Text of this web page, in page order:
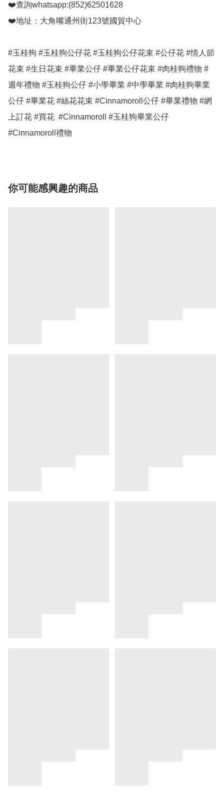
❤️查詢whatsapp:(852)62501628
❤️地址：大角嘴通州街123號國貿中心
#玉桂狗 #玉桂狗公仔花 #玉桂狗公仔花束 #公仔花 #情人節
花束 #生日花束 #畢業公仔 #畢業公仔花束 #肉桂狗禮物 #
週年禮物 #玉桂狗公仔 #小學畢業 #中學畢業 #肉桂狗畢業
公仔 #畢業花 #絲花花束 #Cinnamoroll公仔 #畢業禮物 #網
上訂花 #買花  #Cinnamoroll #玉桂狗畢業公仔
#Cinnamoroll禮物
你可能感興趣的商品